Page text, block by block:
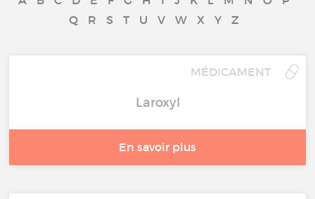
Q
R S T U V W X Y Z
MÉDICAMENT
Laroxyl
En savoir plus